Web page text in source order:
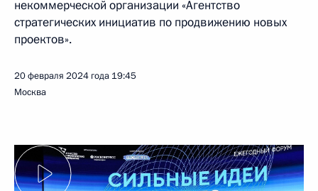
некоммерческой организации «Агентство
стратегических инициатив по продвижению новых
проектов».
20 февраля 2024 года 19:45
Москва